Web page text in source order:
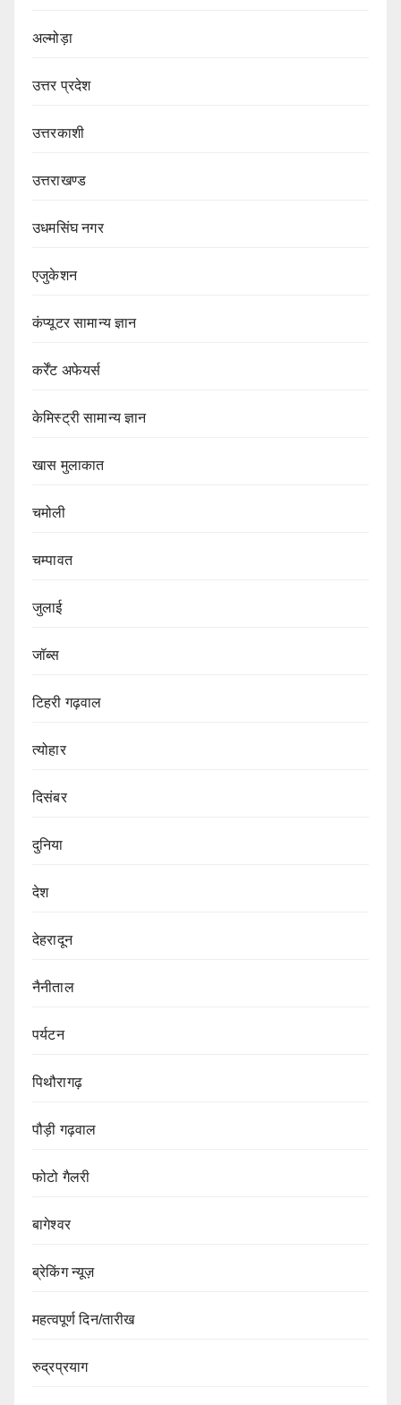
अल्मोड़ा
उत्तर प्रदेश
उत्तरकाशी
उत्तराखण्ड
उधमसिंघ नगर
एजुकेशन
कंप्यूटर सामान्य ज्ञान
कर्रेंट अफेयर्स
केमिस्ट्री सामान्य ज्ञान
खास मुलाकात
चमोली
चम्पावत
जुलाई
जॉब्स
टिहरी गढ़वाल
त्योहार
दिसंबर
दुनिया
देश
देहरादून
नैनीताल
पर्यटन
पिथौरागढ़
पौड़ी गढ़वाल
फोटो गैलरी
बागेश्वर
ब्रेकिंग न्यूज़
महत्वपूर्ण दिन/तारीख
रुद्रप्रयाग